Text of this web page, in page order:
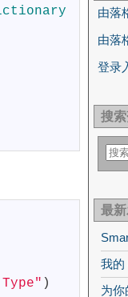
)
由落
由落
登录
搜
最
我的
为你